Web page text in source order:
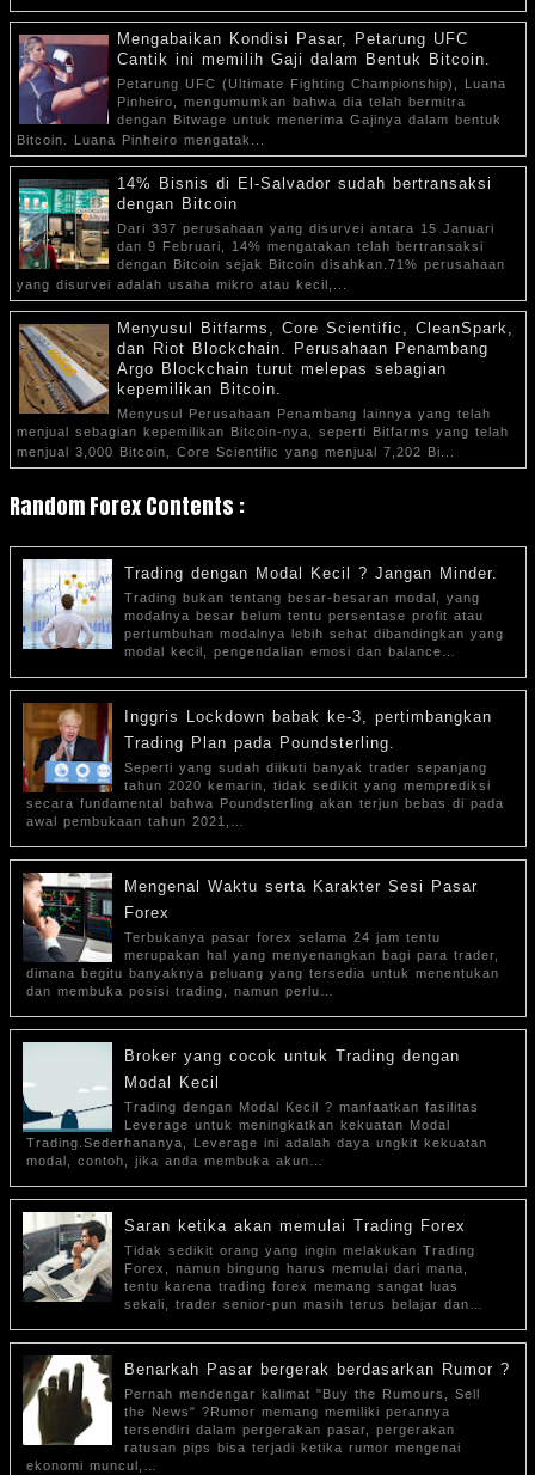
Mengabaikan Kondisi Pasar, Petarung UFC
Cantik ini memilih Gaji dalam Bentuk Bitcoin.
Petarung UFC (Ultimate Fighting Championship), Luana
Pinheiro, mengumumkan bahwa dia telah bermitra
dengan Bitwage untuk menerima Gajinya dalam bentuk
Bitcoin. Luana Pinheiro mengatak...
14% Bisnis di El-Salvador sudah bertransaksi
dengan Bitcoin
Dari 337 perusahaan yang disurvei antara 15 Januari
dan 9 Februari, 14% mengatakan telah bertransaksi
dengan Bitcoin sejak Bitcoin disahkan.71% perusahaan
yang disurvei adalah usaha mikro atau kecil,...
Menyusul Bitfarms, Core Scientific, CleanSpark,
dan Riot Blockchain. Perusahaan Penambang
Argo Blockchain turut melepas sebagian
kepemilikan Bitcoin.
Menyusul Perusahaan Penambang lainnya yang telah
menjual sebagian kepemilikan Bitcoin-nya, seperti Bitfarms yang telah
menjual 3,000 Bitcoin, Core Scientific yang menjual 7,202 Bi...
Random Forex Contents :
Trading dengan Modal Kecil ? Jangan Minder.
Trading bukan tentang besar-besaran modal, yang
modalnya besar belum tentu persentase profit atau
pertumbuhan modalnya lebih sehat dibandingkan yang
modal kecil, pengendalian emosi dan balance…
Inggris Lockdown babak ke-3, pertimbangkan
Trading Plan pada Poundsterling.
Seperti yang sudah diikuti banyak trader sepanjang
tahun 2020 kemarin, tidak sedikit yang memprediksi
secara fundamental bahwa Poundsterling akan terjun bebas di pada
awal pembukaan tahun 2021,…
Mengenal Waktu serta Karakter Sesi Pasar
Forex
Terbukanya pasar forex selama 24 jam tentu
merupakan hal yang menyenangkan bagi para trader,
dimana begitu banyaknya peluang yang tersedia untuk menentukan
dan membuka posisi trading, namun perlu…
Broker yang cocok untuk Trading dengan
Modal Kecil
Trading dengan Modal Kecil ? manfaatkan fasilitas
Leverage untuk meningkatkan kekuatan Modal
Trading.Sederhananya, Leverage ini adalah daya ungkit kekuatan
modal, contoh, jika anda membuka akun…
Saran ketika akan memulai Trading Forex
Tidak sedikit orang yang ingin melakukan Trading
Forex, namun bingung harus memulai dari mana,
tentu karena trading forex memang sangat luas
sekali, trader senior-pun masih terus belajar dan…
Benarkah Pasar bergerak berdasarkan Rumor ?
Pernah mendengar kalimat "Buy the Rumours, Sell
the News" ?Rumor memang memiliki perannya
tersendiri dalam pergerakan pasar, pergerakan
ratusan pips bisa terjadi ketika rumor mengenai
ekonomi muncul,…